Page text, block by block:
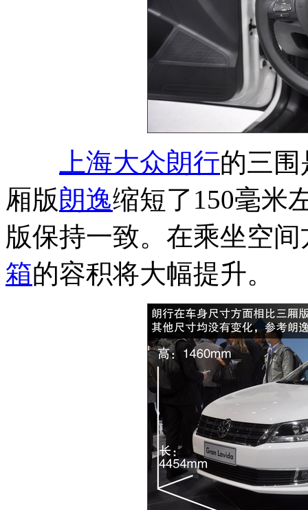
上海大众朗行的三围
厢版朗逸缩短了150毫米
版保持一致。在乘坐空
箱的容积将大幅提升。